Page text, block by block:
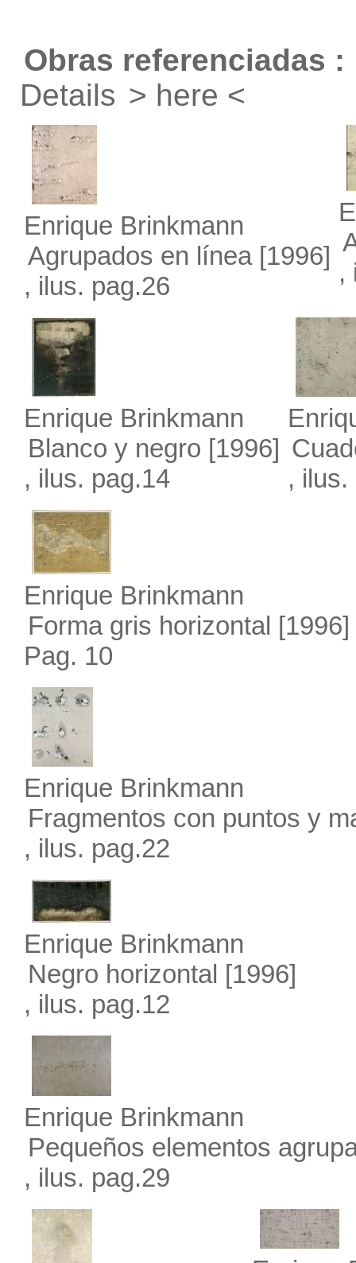
Obras referenciadas :
Details > here <
Enrique Brinkmann
Agrupados en línea[1996]
, ilus. pag.26
,
Enrique Brinkmann
Blanco y negro [1996]
, ilus. pag.14
, ilus.
Enrique Brinkmann
Forma gris horizontal [1996]
Pag. 10
Enrique Brinkmann
Fragmentos con puntos y
, ilus. pag.22
Enrique Brinkmann
Negro horizontal [1996]
, ilus. pag.12
Enrique Brinkmann
Pequeños elementos
, ilus. pag.29